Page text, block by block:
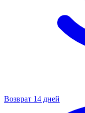
Возврат 14 дней